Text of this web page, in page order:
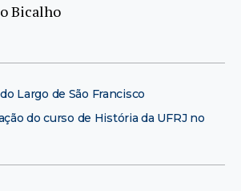
Bicalho
Largo de São Francisco
do curso de História da UFRJ no